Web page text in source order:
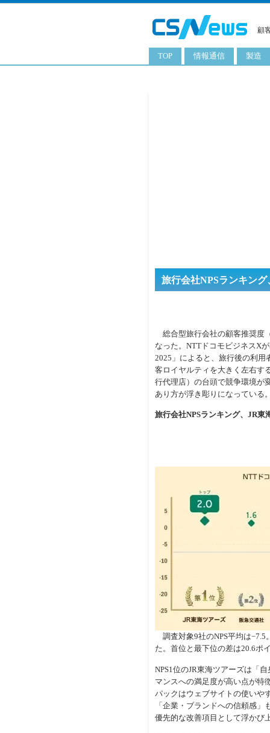
顧
TOP 情報通信 製造
旅行会社NPSランキン
総合型旅行会社の顧客推奨度
なった。NTTドコモビジネスX
2025」によると、旅行後の利用
客ロイヤルティを大きく左右す
行代理店）の台頭で競争環境が
あり方が浮き彫りになっている
旅行会社NPSランキング、JR東
調査対象9社のNPS平均は−7.5
た。首位と最下位の差は20.6ポ
NPS1位のJR東海ツアーズは「
マンスへの満足度が高い点が特
パックはウェブサイトの使いや
「企業・ブランドへの信頼感
優先的な改善項目として浮かび